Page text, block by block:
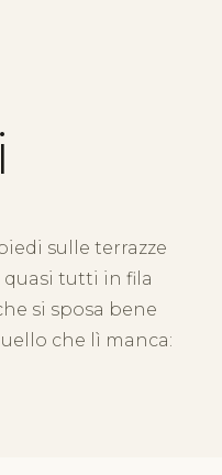
sulle terrazze
quasi tutti in fila
si sposa bene
che lì manca: